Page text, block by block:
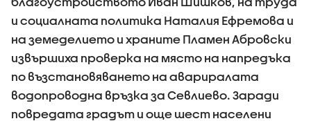
и социалната политика Наталия Ефремова и
на земеделието и храните Пламен Абровски
извършиха проверка на място на напредъка
по възстановяването на авариралата
водопроводна връзка за Севлиево. Заради
повредата градът и още шест населени